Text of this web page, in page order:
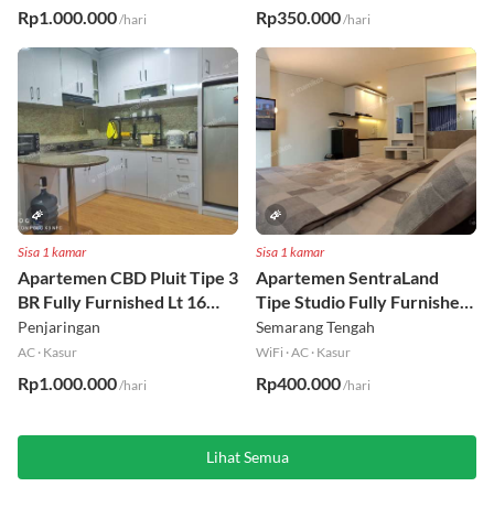
Rp1.000.000/hari Rp350.000/hari
Sisa 1 kamar
Apartemen CBD Pluit Tipe 3
BR Fully Furnished Lt 16
Utara
Penjaringan
AC · Kasur
Rp1.000.000/hari
Sisa 1 kamar
Apartemen SentraLand
Tipe Studio Fully Furnished
Lt 8
Semarang Tengah
WiFi ·AC · Kasur
Rp400.000/hari
Lihat Semua